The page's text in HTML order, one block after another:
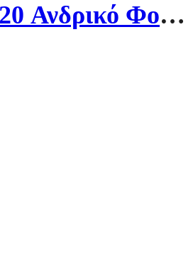
Nike Park 20 Ανδρικό Φούτερ Fleece CW6902-071 Γκρι